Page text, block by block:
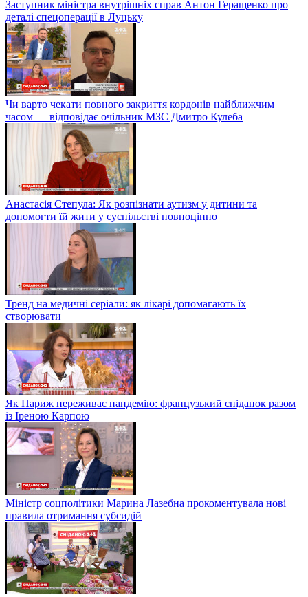
Заступник міністра внутрішніх справ Антон Геращенко про
деталі спецоперації в Луцьку
Чи варто чекати повного закриття кордонів найближчим
часом — відповідає очільник МЗС Дмитро Кулеба
Анастасія Степула: Як розпізнати аутизм у дитини та
допомогти їй жити у суспільстві повноцінно
Тренд на медичні серіали: як лікарі допомагають їх
створювати
Як Париж переживає пандемію: французький сніданок разом
із Іреною Карпою
Міністр соцполітики Марина Лазебна прокоментувала нові
правила отримання субсидій